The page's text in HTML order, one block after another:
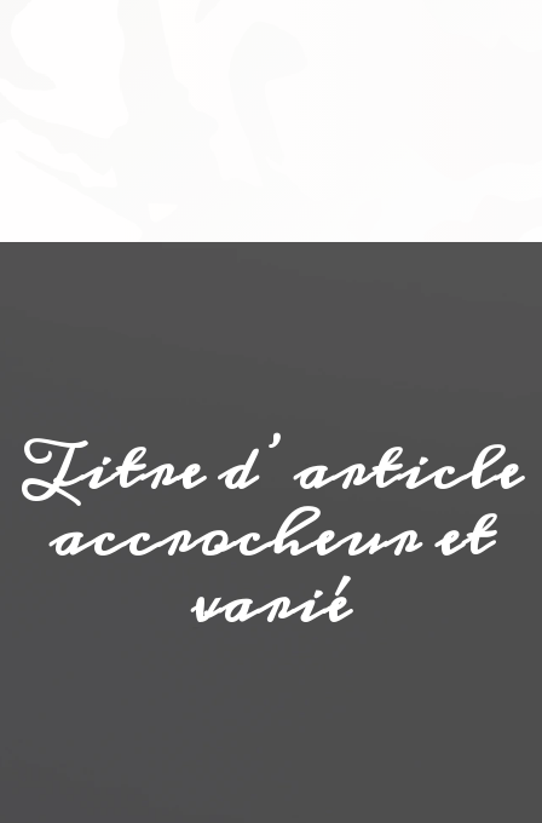
Titre d’article
accrocheur et
varié